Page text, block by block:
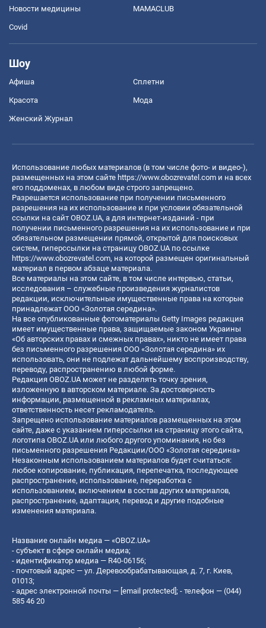
Новости медицины MAMACLUB
Covid
Шоу
Афиша Сплетни
Красота Мода
Женский Журнал
Использование любых материалов (в том числе фото- и видео-),
размещенных на этом сайте https://www.obozrevatel.com и на всех
его поддоменах, в любом виде строго запрещено.
Разрешается использование при получении письменного
разрешения на их использование и при условии обязательной
ссылки на сайт OBOZ.UA, а для интернет-изданий - при
получении письменного разрешения на их использование и при
обязательном размещении прямой, открытой для поисковых
систем, гиперссылки на страницу OBOZ.UA по ссылке
https://www.obozrevatel.com, на которой размещен оригинальный
материал в первом абзаце материала.
Все материалы на этом сайте, в том числе интервью, статьи,
исследования – служебные произведения журналистов
редакции, исключительные имущественные права на которые
принадлежат ООО «Золотая середина».
На все опубликованные фотоматериалы Getty Images редакция
имеет имущественные права, защищаемые законом Украины
«Об авторских правах и смежных правах», никто не имеет права
без письменного разрешения ООО «Золотая середина» их
использовать, они не подлежат дальнейшему воспроизводству,
переводу, распространению в любой форме.
Редакция OBOZ.UA может не разделять точку зрения,
изложенную в авторском материале. За достоверность
информации, размещенной в рекламных материалах,
ответственность несет рекламодатель.
Запрещено использование материалов размещенных на этом
сайте, даже с указанием гиперссылки на страницу этого сайта,
логотипа OBOZ.UA или любого другого упоминания, но без
письменного разрешения Редакции/ООО «Золотая середина»
Незаконным использованием материалов будет считаться:
любое копирование, публикация, перепечатка, последующее
распространение, использование, переработка с
использованием, включением в состав других материалов,
распространение, адаптация, перевод и другие подобные
изменения материала.
Название онлайн медиа — «OBOZ.UA»
- субъект в сфере онлайн медиа;
- идентификатор медиа — R40-06156;
- почтовый адрес — ул. Деревообрабатывающая, д. 7, г. Киев,
01013;
- адрес электронной почты — [email protected]; - телефон — (044)
585 46 20